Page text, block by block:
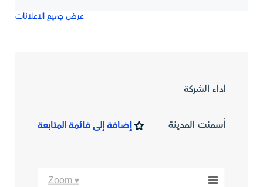
عرض جميع الاعلانات
أداء الشركة
أسمنت المدينة إضافة إلى قائمة المتابعة
Zoom ▾